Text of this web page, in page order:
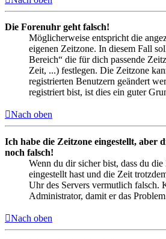
Die Forenuhr geht falsch!
Möglicherweise entspricht die
eigenen Zeitzone. In diesem Fall
Bereich“ die für dich passende
Zeit, ...) festlegen. Die Zeitzone
registrierten Benutzern geändert
registriert bist, ist dies ein guter
Nach oben
Ich habe die Zeitzone eingestellt, aber
noch falsch!
Wenn du dir sicher bist, dass du
eingestellt hast und die Zeit
Uhr des Servers vermutlich falsch.
Administrator, damit er das
Nach oben